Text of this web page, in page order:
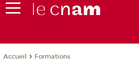
Accueil Formations